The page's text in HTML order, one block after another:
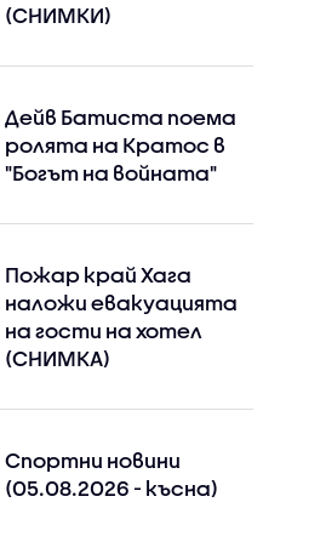
(СНИМКИ)
Дейв Батиста поема
ролята на Кратос в
"Богът на войната"
Пожар край Хага
наложи евакуацията
на гости на хотел
(СНИМКА)
Спортни новини
(05.08.2026 - късна)